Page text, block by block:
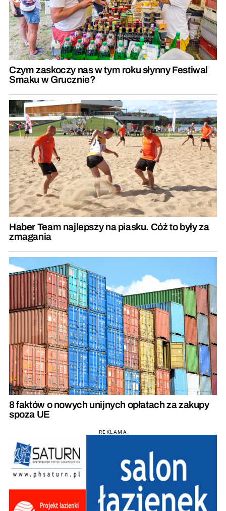
Czym zaskoczy nas w tym roku słynny Festiwal
Smaku w Grucznie?
Haber Team najlepszy na piasku. Cóż to były za
zmagania
8 faktów o nowych unijnych opłatach za zakupy
spoza UE
REKLAMA